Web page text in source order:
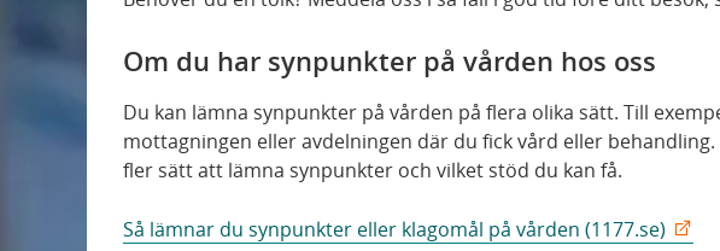
Om du har synpunkter på vården hos oss
Du kan lämna synpunkter på vården på flera olika sätt. Till
mottagningen eller avdelningen där du fick vård eller behandling.
fler sätt att lämna synpunkter och vilket stöd du kan få.
Så lämnar du synpunkter eller klagomål på vården (1177.se)